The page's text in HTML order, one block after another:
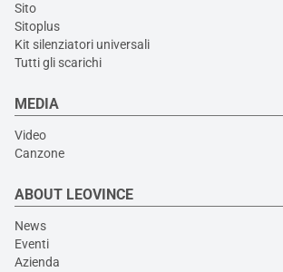
Sito
Sitoplus
Kit silenziatori universali
Tutti gli scarichi
MEDIA
Video
Canzone
ABOUT LEOVINCE
News
Eventi
Azienda